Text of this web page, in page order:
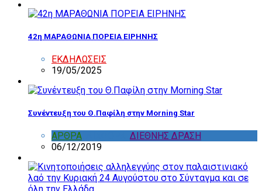
42η ΜΑΡΑΘΩΝΙΑ ΠΟΡΕΙΑ ΕΙΡΗΝΗΣ
ΕΚΔΗΛΩΣΕΙΣ
19/05/2025
Συνέντευξη του Θ.Παφίλη στην Morning Star
ΑΡΘΡΑ
ΔΙΕΘΝΗΣ ΔΡΑΣΗ
06/12/2019